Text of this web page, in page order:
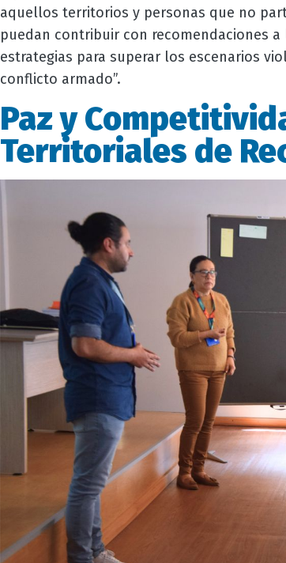
aquellos territorios y personas que no
puedan contribuir con recomendaciones
estrategias para superar los escenarios
conflicto armado”.
Paz y
Territoriales de